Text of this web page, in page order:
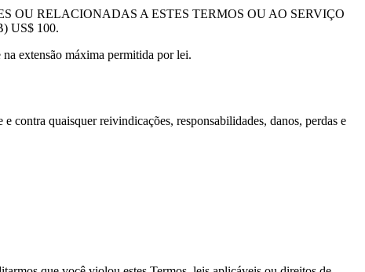
OU RELACIONADAS A ESTES TERMOS OU AO SERVIÇO
US$ 100.
extensão máxima permitida por lei.
contra quaisquer reivindicações, responsabilidades, danos, perdas e